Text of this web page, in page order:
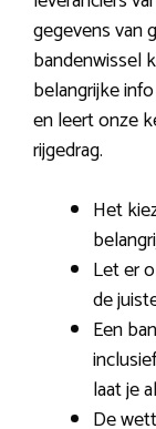
gegevens van
bandenwissel
belangrijke
en leert onze
rijgedrag.
Het
Let er
de
Een
laat je
De